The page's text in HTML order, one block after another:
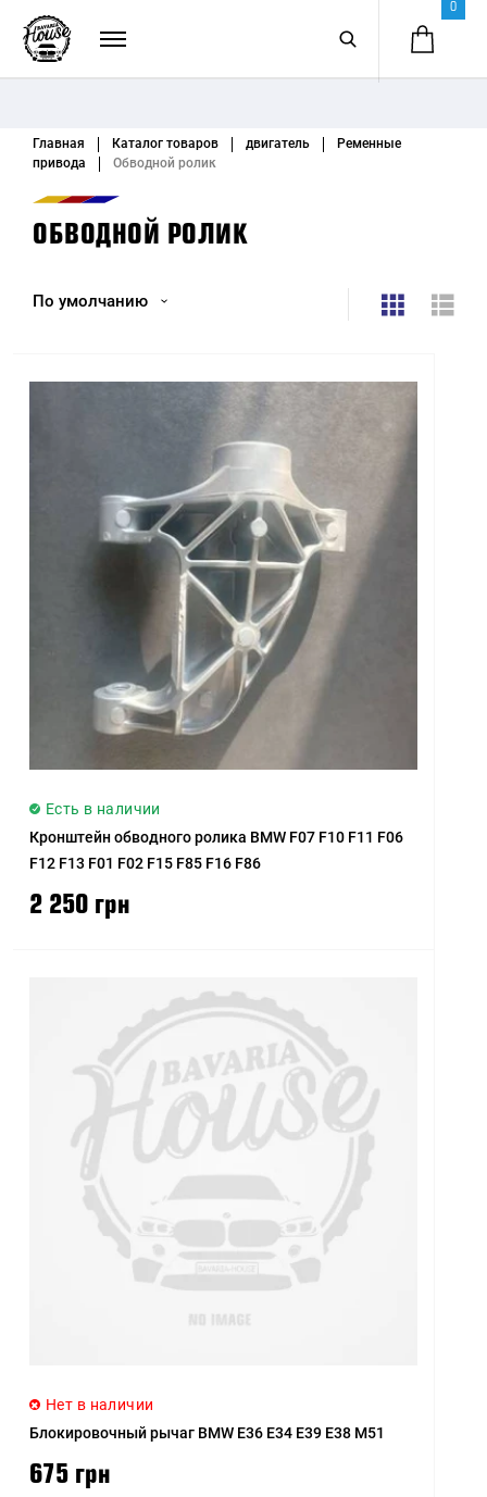
0
Главная Каталог товаров двигатель
Ременные
привода
Обводной ролик
ОБВОДНОЙ РОЛИК
По умолчанию
Цена (низкая > высокая)
Цена (высокая > низкая)
Рейтинг (начиная с
Рейтинг (начиная с
Модель (А - Я)
Есть в наличии
Кронштейн обводного ролика BMW F07 F10 F11 F06
F12 F13 F01 F02 F15 F85 F16 F86
2 250 грн
Нет в наличии
Блокировочный рычаг BMW E36 E34 E39 E38 M51
675 грн